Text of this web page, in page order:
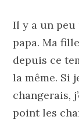
Il y a un peu
papa. Ma
depuis ce
la même. Si
changerais,
point les